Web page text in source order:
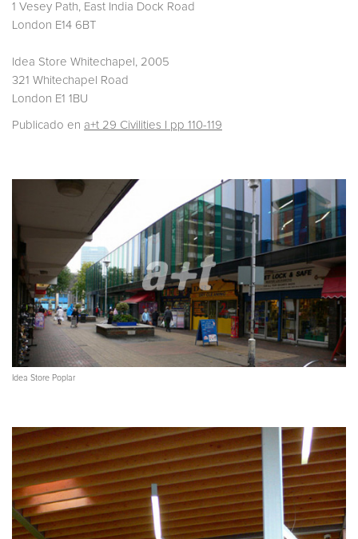
1 Vesey Path, East India Dock Road
London E14 6BT
Idea Store Whitechapel, 2005
321 Whitechapel Road
London E1 1BU
Publicado en a+t 29 Civilities I pp 110-119
Idea Store Poplar